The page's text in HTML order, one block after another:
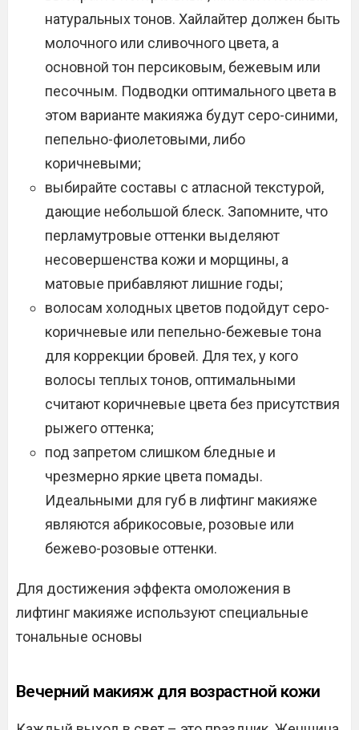
натуральных тонов. Хайлайтер должен быть
молочного или сливочного цвета, а
основной тон персиковым, бежевым или
песочным. Подводки оптимального цвета в
этом варианте макияжа будут серо-синими,
пепельно-фиолетовыми, либо
коричневыми;
выбирайте составы с атласной текстурой,
дающие небольшой блеск. Запомните, что
перламутровые оттенки выделяют
несовершенства кожи и морщины, а
матовые прибавляют лишние годы;
волосам холодных цветов подойдут серо-
коричневые или пепельно-бежевые тона
для коррекции бровей. Для тех, у кого
волосы теплых тонов, оптимальными
считают коричневые цвета без присутствия
рыжего оттенка;
под запретом слишком бледные и
чрезмерно яркие цвета помады.
Идеальными для губ в лифтинг макияже
являются абрикосовые, розовые или
бежево-розовые оттенки.
Для достижения эффекта омоложения в
лифтинг макияже используют специальные
тональные основы
Вечерний макияж для возрастной кожи